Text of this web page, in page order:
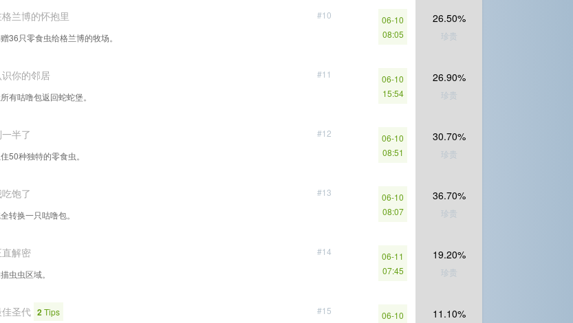
#10
兰博的怀抱里
36只零食虫给格兰博的牧场。
06-10
08:05
26.50%
珍贵
#11
你的邻居
有咕噜包返回蛇蛇堡。
06-10
15:54
26.90%
珍贵
#12
半了
50种独特的零食虫。
06-10
08:51
30.70%
珍贵
#13
饱了
转换一只咕噜包。
06-10
08:07
36.70%
珍贵
#14
直解密
虫虫区域。
06-11
07:45
19.20%
珍贵
#15
圣代 2Tips
06-10
11.10%